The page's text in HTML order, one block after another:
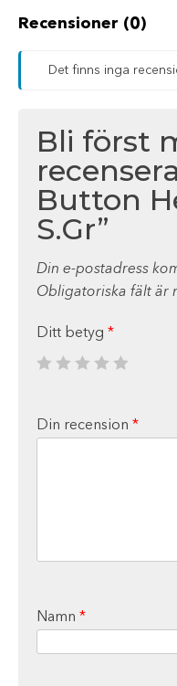
Recensioner (0)
Det finns inga
Bli först
Button
S.Gr”
Din e-postadress
Obligatoriska fält är
Ditt betyg *
Din recension *
Namn *